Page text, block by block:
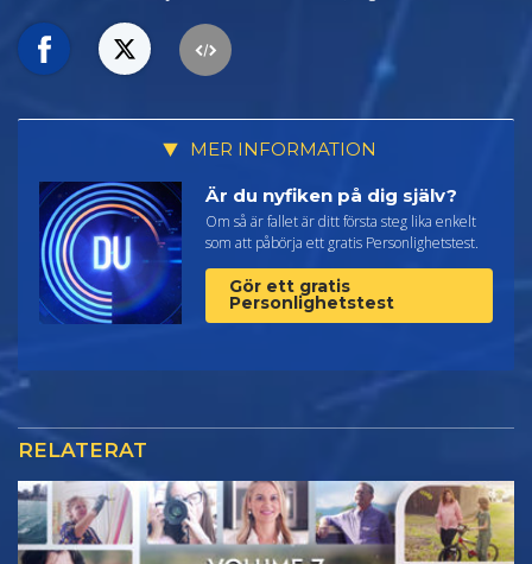
MER INFORMATION
Är du nyfiken på dig själv?
Om så är fallet är ditt första steg lika enkelt
som att påbörja ett gratis Personlighetstest.
Gör ett gratis
Personlighetstest
RELATERAT